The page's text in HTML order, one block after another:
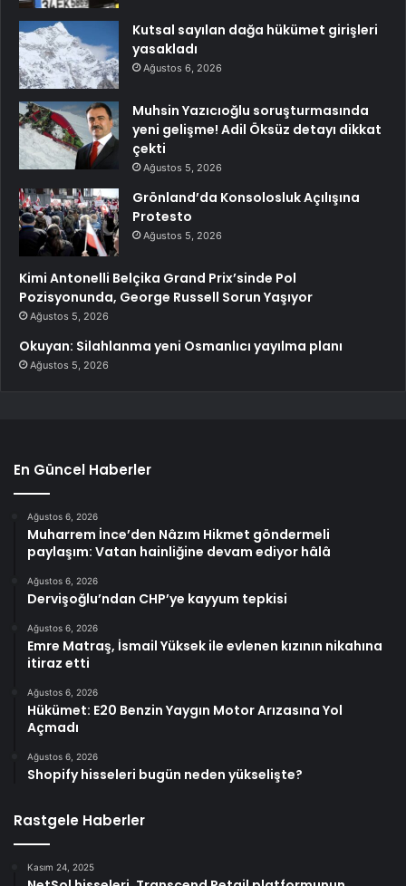
Kutsal sayılan dağa hükümet girişleri
yasakladı
Ağustos 6, 2026
Muhsin Yazıcıoğlu soruşturmasında
yeni gelişme! Adil Öksüz detayı dikkat
çekti
Ağustos 5, 2026
Grönland’da Konsolosluk Açılışına
Protesto
Ağustos 5, 2026
Kimi Antonelli Belçika Grand Prix’sinde Pol
Pozisyonunda, George Russell Sorun Yaşıyor
Ağustos 5, 2026
Okuyan: Silahlanma yeni Osmanlıcı yayılma planı
Ağustos 5, 2026
En Güncel Haberler
Ağustos 6, 2026
Muharrem İnce’den Nâzım Hikmet göndermeli
paylaşım: Vatan hainliğine devam ediyor hâlâ
Ağustos 6, 2026
Dervişoğlu’ndan CHP’ye kayyum tepkisi
Ağustos 6, 2026
Emre Matraş, İsmail Yüksek ile evlenen kızının nikahına
itiraz etti
Ağustos 6, 2026
Hükümet: E20 Benzin Yaygın Motor Arızasına Yol
Açmadı
Ağustos 6, 2026
Shopify hisseleri bugün neden yükselişte?
Rastgele Haberler
Kasım 24, 2025